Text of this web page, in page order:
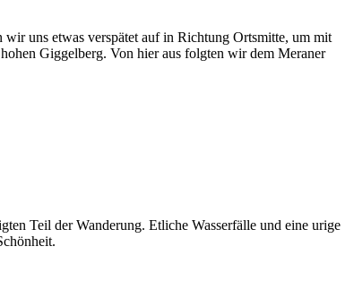
uns etwas verspätet auf in Richtung Ortsmitte, um mit
Giggelberg. Von hier aus folgten wir dem Meraner
Teil der Wanderung. Etliche Wasserfälle und eine urige